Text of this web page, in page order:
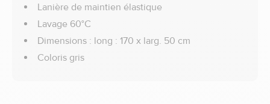
Lanière de maintien élastique
Lavage 60°C
Dimensions : long : 170 x larg. 50 cm
Coloris gris